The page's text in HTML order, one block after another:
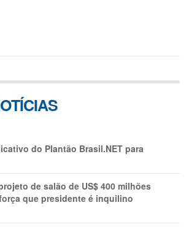
do Plantão Brasil.NET para
de salão de US$ 400 milhões
que presidente é inquilino